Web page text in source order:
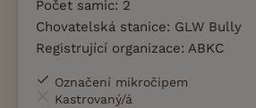
Počet samic: 2
Chovatelská stanice: GLW Bully
Registrující organizace: ABKC
Označení mikročipem
Kastrovaný/á